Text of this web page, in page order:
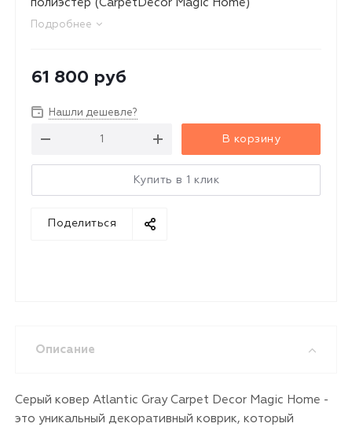
Подробнее
61 800 руб
Нашли дешевле?
В корзину
Купить в 1 клик
Поделиться
Описание
Серый ковер Atlantic Gray Carpet Decor Magic Home -
это уникальный декоративный коврик, который